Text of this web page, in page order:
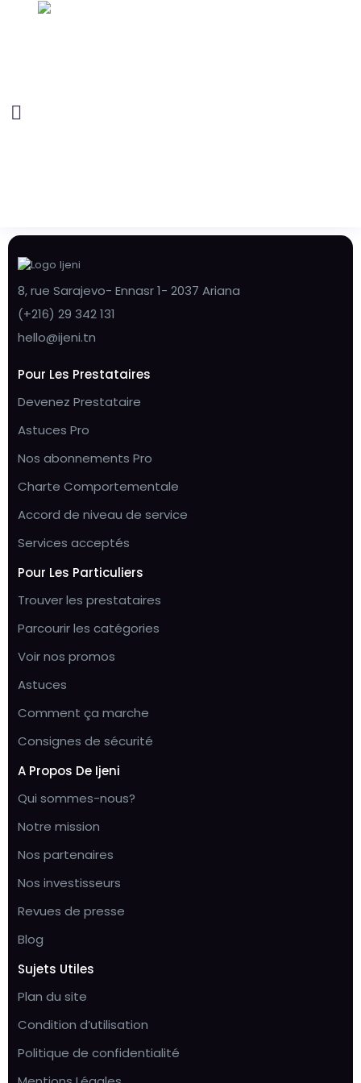
8, rue Sarajevo- Ennasr 1- 2037 Ariana
(+216) 29 342 131
hello@ijeni.tn
Pour Les Prestataires
Devenez Prestataire
Astuces Pro
Nos abonnements Pro
Charte Comportementale
Accord de niveau de service
Services acceptés
Pour Les Particuliers
Trouver les prestataires
Parcourir les catégories
Voir nos promos
Astuces
Comment ça marche
Consignes de sécurité
A Propos De Ijeni
Qui sommes-nous?
Notre mission
Nos partenaires
Nos investisseurs
Revues de presse
Blog
Sujets Utiles
Plan du site
Condition d’utilisation
Politique de confidentialité